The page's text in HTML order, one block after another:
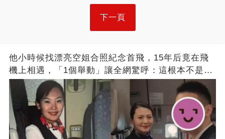
下一頁
他小時候找漂亮空姐合照紀念首飛，15年后竟在飛
機上相遇，「1個舉動」讓全網驚呼：這根本不是巧
合！